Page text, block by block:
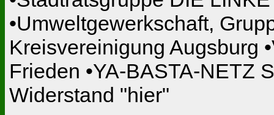
•Umweltgewerkschaft,
Kreisvereinigung Augsburg
Frieden •YA-BASTA-NETZ
Widerstand "hier"